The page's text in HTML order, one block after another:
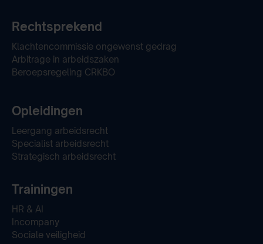
Rechtsprekend
Klachtencommissie ongewenst gedrag
Arbitrage in arbeidszaken
Beroepsregeling CRKBO
Opleidingen
Leergang arbeidsrecht
Specialist arbeidsrecht
Strategisch arbeidsrecht
Trainingen
HR & AI
Incompany
Sociale veiligheid